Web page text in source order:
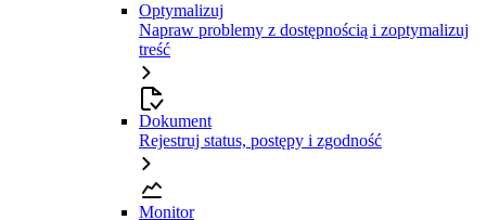
Optymalizuj
Napraw problemy z dostępnością i zoptymalizuj
treść
Dokument
Rejestruj status, postępy i zgodność
Monitor